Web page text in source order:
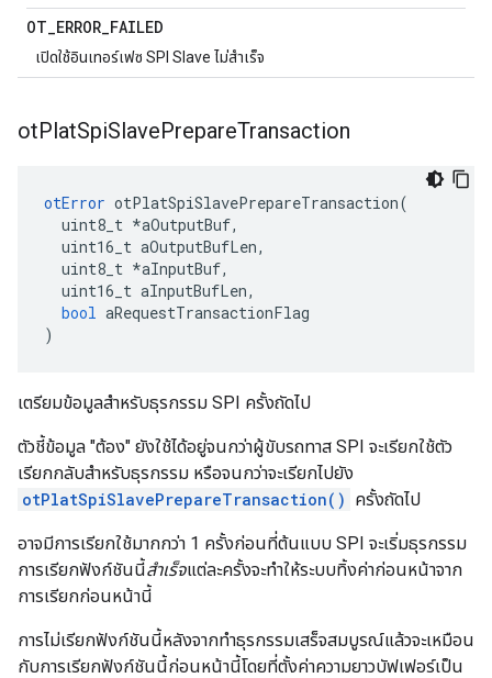
OT_ERROR_FAILED
เปิดใช้อินเทอร์เฟซ SPI Slave ไม่สำเร็จ
otPlatSpiSlavePrepareTransaction
otError otPlatSpiSlavePrepareTransaction(
uint8_t *aOutputBuf,
uint16_t aOutputBufLen,
uint8_t *aInputBuf,
uint16_t aInputBufLen,
bool aRequestTransactionFlag
)
เตรียมข้อมูลสำหรับธุรกรรม SPI ครั้งถัดไป
ตัวชี้ข้อมูล "ต้อง" ยังใช้ได้อยู่จนกว่าผู้ขับรถทาส SPI จะเรียกใช้ตัว
เรียกกลับสำหรับธุรกรรม หรือจนกว่าจะเรียกไปยัง
otPlatSpiSlavePrepareTransaction() ครั้งถัดไป
อาจมีการเรียกใช้มากกว่า 1 ครั้งก่อนที่ต้นแบบ SPI จะเริ่มธุรกรรม
การเรียกฟังก์ชันนี้สำเร็จแต่ละครั้งจะทำให้ระบบทิ้งค่าก่อนหน้าจาก
การเรียกก่อนหน้านี้
การไม่เรียกฟังก์ชันนี้หลังจากทำธุรกรรมเสร็จสมบูรณ์แล้วจะเหมือน
กับการเรียกฟังก์ชันนี้ก่อนหน้านี้โดยที่ตั้งค่าความยาวบัฟเฟอร์เป็น